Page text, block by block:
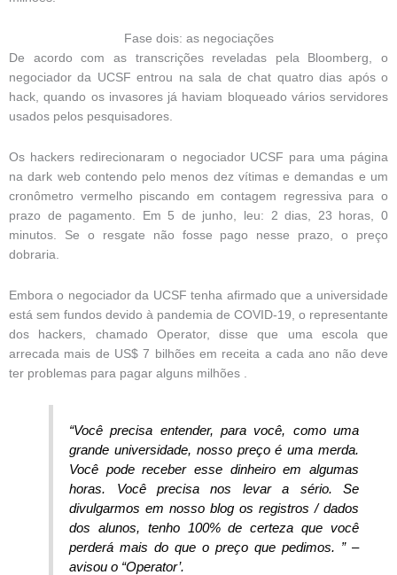
Fase dois: as negociações
De acordo com as transcrições reveladas pela Bloomberg, o
negociador da UCSF entrou na sala de chat quatro dias após o
hack, quando os invasores já haviam bloqueado vários servidores
usados ​​pelos pesquisadores.
Os hackers redirecionaram o negociador UCSF para uma página
na dark web contendo pelo menos dez vítimas e demandas e um
cronômetro vermelho piscando em contagem regressiva para o
prazo de pagamento. Em 5 de junho, leu: 2 dias, 23 horas, 0
minutos. Se o resgate não fosse pago nesse prazo, o preço
dobraria.
Embora o negociador da UCSF tenha afirmado que a universidade
está sem fundos devido à pandemia de COVID-19, o representante
dos hackers, chamado Operator, disse que uma escola que
arrecada mais de US$ 7 bilhões em receita a cada ano não deve
ter problemas para pagar alguns milhões .
“Você precisa entender, para você, como uma
grande universidade, nosso preço é uma merda.
Você pode receber esse dinheiro em algumas
horas. Você precisa nos levar a sério. Se
divulgarmos em nosso blog os registros / dados
dos alunos, tenho 100% de certeza que você
perderá mais do que o preço que pedimos. ” –
avisou o “Operator’.